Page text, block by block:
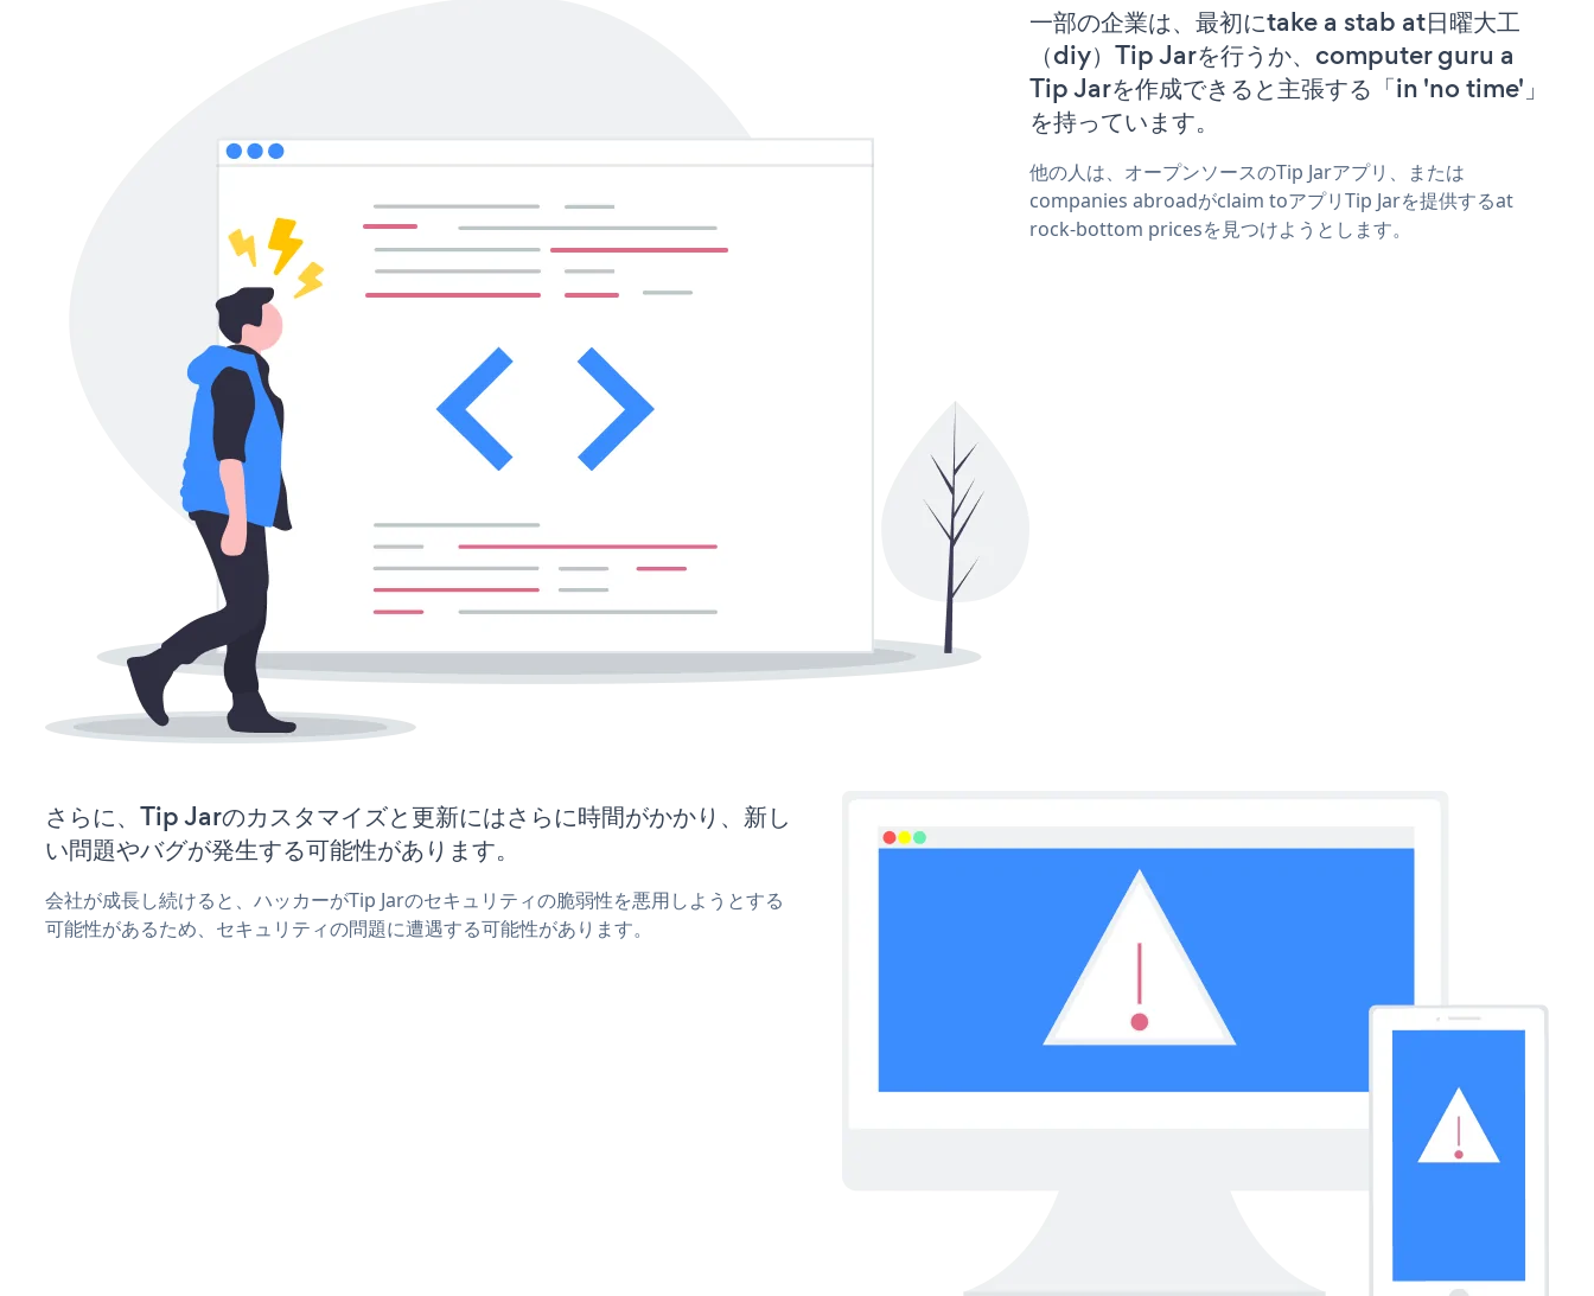
一部の企業は、最初にtake a stab at日曜大工
（diy）Tip Jarを行うか、computer guru a
Tip Jarを作成できると主張する「in 'no time'」
を持っています。
他の人は、オープンソースのTip Jarアプリ、または
companies abroadがclaim toアプリTip Jarを提供するat
rock-bottom pricesを見つけようとします。
さらに、Tip Jarのカスタマイズと更新にはさらに時間がかかり、新し
い問題やバグが発生する可能性があります。
会社が成長し続けると、ハッカーがTip Jarのセキュリティの脆弱性を悪用しようとする
可能性があるため、セキュリティの問題に遭遇する可能性があります。